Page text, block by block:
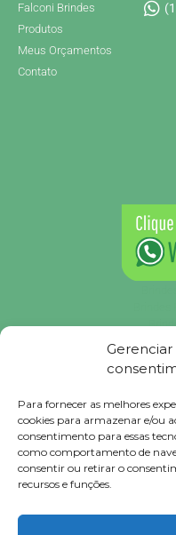
Gerenciar
Para fornecer as melhores
cookies para armazenar e/ou
consentimento para essas
como comportamento de
consentir ou retirar o
recursos e funções.
Falconi Brindes
Produtos
Meus Orçamentos
Contato
Brindes © 2023 Todos